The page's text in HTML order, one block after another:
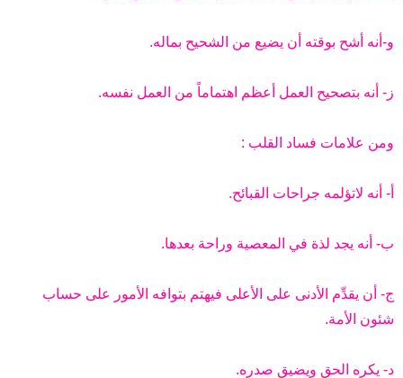
و-أنه أشح بوقته أن يضيع من الشحيح بماله.
ز- أنه بتصحيح العمل أعظم اهتماماً من العمل نفسه.
ومن علامات فساد القلب :
أ- أنه لاتؤلمه جراحات القبائح.
ب- أنه يجد لذة في المعصية وراحة بعدها.
ج- أن يقدِّم الأدنى على الأعلى فيهتم بتوافه الأمور على حساب
شئون الأمة.
د- يكره الحق ويضيق صدره.